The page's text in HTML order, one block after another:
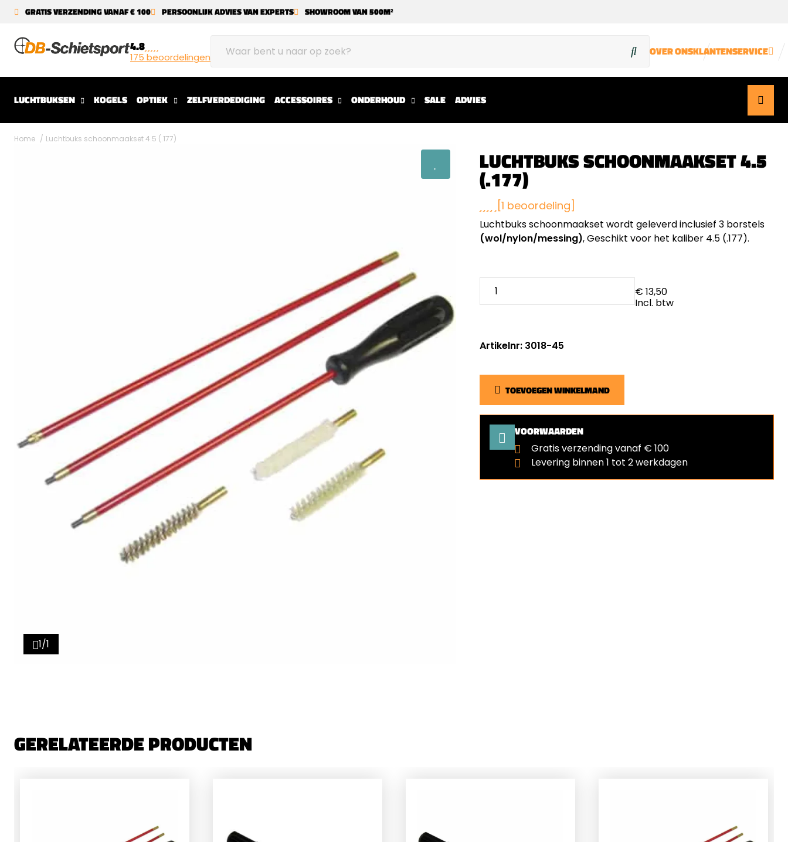
GRATIS VERZENDING VANAF € 100 PERSOONLIJK ADVIES VAN EXPERTS SHOWROOM VAN 500M²
4.8
175 beoordelingen OVER ONSKLANTENSERVICE
LUCHTBUKSEN KOGELS OPTIEK ZELFVERDEDIGING ACCESSOIRES ONDERHOUD SALE ADVIES
Home Luchtbuks schoonmaakset 4.5 (.177)
1/1
LUCHTBUKS SCHOONMAAKSET 4.5
(.177)
[1 beoordeling]
Luchtbuks schoonmaakset wordt geleverd inclusief 3 borstels
(wol/nylon/messing), Geschikt voor het kaliber 4.5 (.177).
€ 13,50
Incl. btw
Artikelnr: 3018-45
TOEVOEGEN WINKELMAND
VOORWAARDEN
Gratis verzending vanaf € 100
Levering binnen 1 tot 2 werkdagen
GERELATEERDE PRODUCTEN